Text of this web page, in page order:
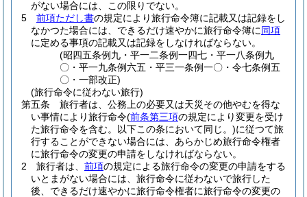
がない場合には、この限りでない。
5
前項ただし書の規定により旅行命令簿に記載又は記録をし
なかつた場合には、できるだけ速やかに旅行命令簿に同項
に定める事項の記載又は記録をしなければならない。
(昭四五条例九・平一二条例一四七・平一八条例九
〇・平一九条例六五・平三一条例一〇・令七条例五
〇・一部改正)
(旅行命令に従わない旅行)
第五条
旅行者は、公務上の必要又は天災その他やむを得な
い事情により旅行命令(前条第三項の規定により変更を受け
た旅行命令を含む。以下この条において同じ。)に従つて旅
行することができない場合には、あらかじめ旅行命令権者
に旅行命令の変更の申請をしなければならない。
2
旅行者は、 前項の規定による旅行命令の変更の申請をする
いとまがない場合には、旅行命令に従わないで旅行した
後、できるだけ速やかに旅行命令権者に旅行命令の変更の